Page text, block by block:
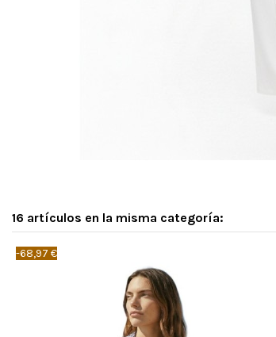
16 artículos en la misma categoría:
-68,97 €